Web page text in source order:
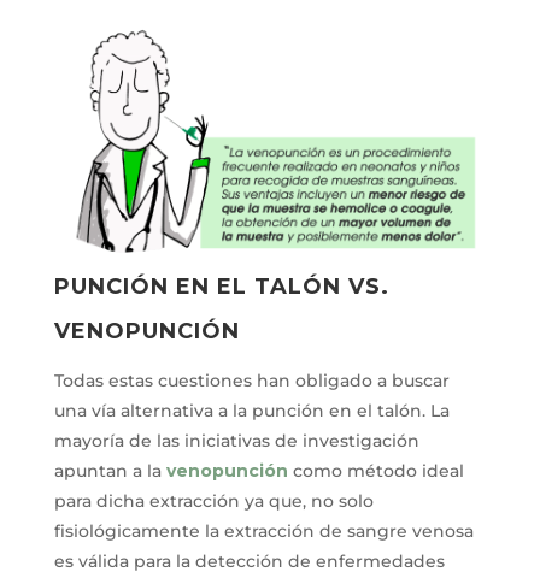
PUNCIÓN EN EL TALÓN VS.
VENOPUNCIÓN
Todas estas cuestiones han obligado a buscar
una vía alternativa a la punción en el talón. La
mayoría de las iniciativas de investigación
apuntan a la venopunción como método ideal
para dicha extracción ya que, no solo
fisiológicamente la extracción de sangre venosa
es válida para la detección de enfermedades